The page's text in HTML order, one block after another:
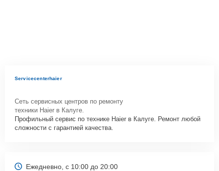
Servicecenterhaier
Сеть сервисных центров по ремонту
техники Haier в Калуге.
Профильный сервис по технике Haier в Калуге. Ремонт любой
сложности с гарантией качества.
Ежедневно, с 10:00 до 20:00